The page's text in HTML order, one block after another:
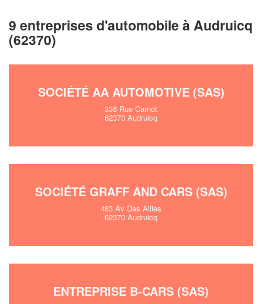
9 entreprises d'automobile à Audruicq
(62370)
SOCIÉTÉ AA AUTOMOTIVE (SAS)
336 Rue Carnot
62370 Audruicq
SOCIÉTÉ GRAFF AND CARS (SAS)
483 Av Des Allies
62370 Audruicq
ENTREPRISE B-CARS (SAS)